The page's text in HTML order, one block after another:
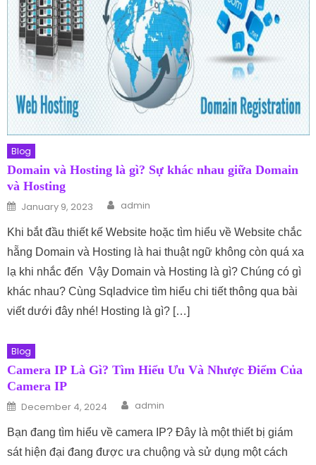
Blog
Domain và Hosting là gì? Sự khác nhau giữa Domain
và Hosting
Posted on
January 9, 2023 Author
admin
Khi bắt đầu thiết kế Website hoặc tìm hiểu về Website chắc
hẵng Domain và Hosting là hai thuật ngữ không còn quá xa
lạ khi nhắc đến Vậy Domain và Hosting là gì? Chúng có gì
khác nhau? Cùng Sqladvice tìm hiểu chi tiết thông qua bài
viết dưới đây nhé! Hosting là gì? […]
Blog
Camera IP Là Gì? Tìm Hiểu Ưu Và Nhược Điểm Của
Camera IP
Posted on
December 4, 2024 Author
admin
Bạn đang tìm hiểu về camera IP? Đây là một thiết bị giám
sát hiện đại đang được ưa chuộng và sử dụng một cách